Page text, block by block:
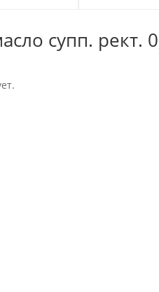
супп. рект.